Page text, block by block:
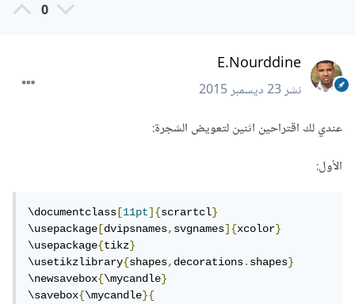
0
E.Nourddine
نشر23 ديسمبر 2015
عندي لك اقتراحين اثنين لتعويض الشجرة:
الأول:
\documentclass [11pt]{scrartcl}
\usepackage [dvipsnames,svgnames]{xcolor}
\usepackage{tikz}
\usetikzlibrary{shapes,decorations.shapes}
\newsavebox{\mycandle}
\savebox{\mycandle}{